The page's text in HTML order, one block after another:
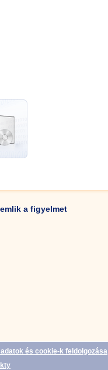
a figyelmet
és cookie-k feldolgozása